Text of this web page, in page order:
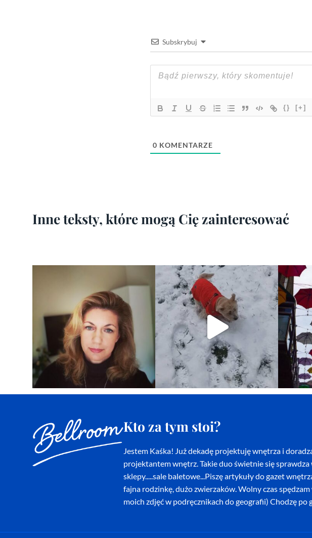
Subskrybuj
{} [+]
0 KOMENTARZE
Inne teksty, które mogą Cię zainteresować
Kto za tym stoi?
Jestem Kaśka! Już dekadę projektuję wnętrza i
projektantem wnętrz. Takie duo świetnie się
sklepy.....sale baletowe...Piszę artykuły do gazet
fajna rodzinkę, dużo zwierzaków. Wolny czas
moich zdjęć w podręcznikach do geografii) Chodzę